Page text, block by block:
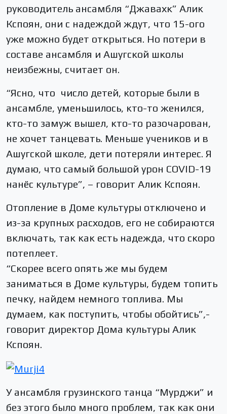
руководитель ансамбля “Джавахк” Алик
Кспоян, они с надеждой ждут, что 15-ого
уже можно будет открыться. Но потери в
составе ансамбля и Ашугской школы
неизбежны, считает он.
“Ясно, что число детей, которые были в
ансамбле, уменьшилось, кто-то женился,
кто-то замуж вышел, кто-то разочарован,
не хочет танцевать. Меньше учеников и в
Ашугской школе, дети потеряли интерес. Я
думаю, что самый большой урон COVID-19
нанёс культуре”, – говорит Алик Кспоян.
Отопление в Доме культуры отключено и
из-за крупных расходов, его не собираются
включать, так как есть надежда, что скоро
потеплеет.
“Скорее всего опять же мы будем
заниматься в Доме культуры, будем топить
печку, найдем немного топлива. Мы
думаем, как поступить, чтобы обойтись”,-
говорит директор Дома культуры Алик
Кспоян.
У ансамбля грузинского танца “Мурджи” и
без этого было много проблем, так как они